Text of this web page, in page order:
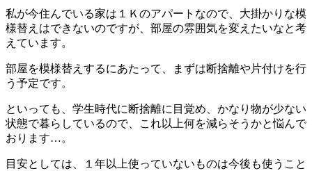
私が今住んでいる家は１Ｋのアパートなので、大掛かりな模
様替えはできないのですが、部屋の雰囲気を変えたいなと考
えています。
部屋を模様替えするにあたって、まずは断捨離や片付けを行
う予定です。
といっても、学生時代に断捨離に目覚め、かなり物が少ない
状態で暮らしているので、これ以上何を減らそうかと悩んで
おります…。
目安としては、１年以上使っていないものは今後も使うこと